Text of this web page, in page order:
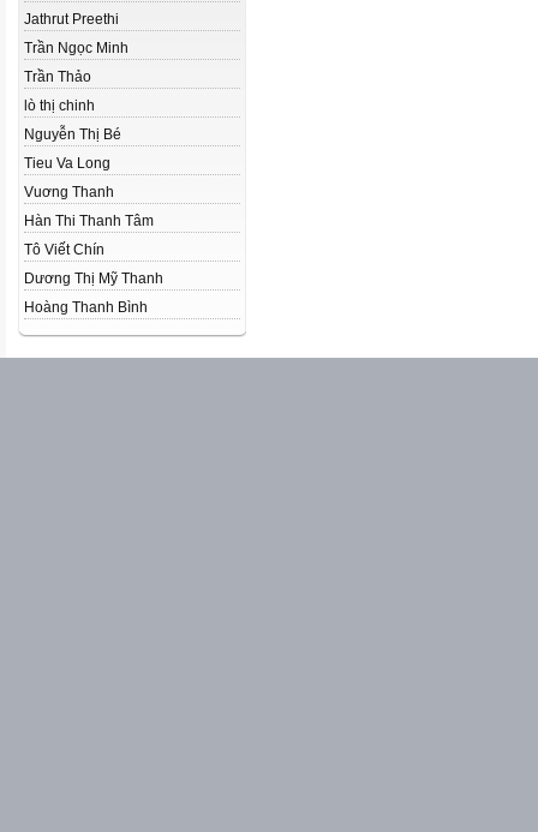
Jathrut Preethi
Trần Ngọc Minh
Trần Thảo
lò thị chinh
Nguyễn Thị Bé
Tieu Va Long
Vuơng Thanh
Hàn Thi Thanh Tâm
Tô Viết Chín
Dương Thị Mỹ Thanh
Hoàng Thanh Bình